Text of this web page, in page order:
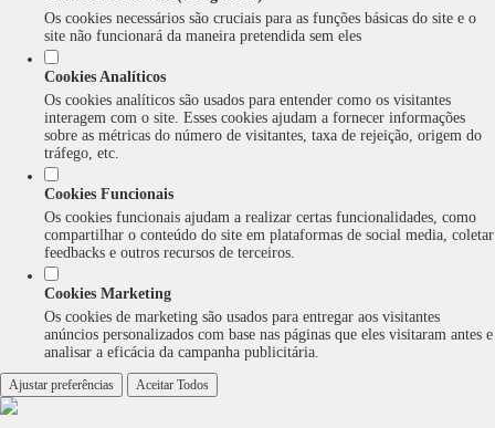
Os cookies necessários são cruciais para as funções básicas do site e o
site não funcionará da maneira pretendida sem eles
Cookies Analíticos
Os cookies analíticos são usados para entender como os visitantes
interagem com o site. Esses cookies ajudam a fornecer informações
sobre as métricas do número de visitantes, taxa de rejeição, origem do
tráfego, etc.
Cookies Funcionais
Os cookies funcionais ajudam a realizar certas funcionalidades, como
compartilhar o conteúdo do site em plataformas de social media, coletar
feedbacks e outros recursos de terceiros.
Cookies Marketing
Os cookies de marketing são usados para entregar aos visitantes
anúncios personalizados com base nas páginas que eles visitaram antes e
analisar a eficácia da campanha publicitária.
Ajustar preferências Aceitar Todos